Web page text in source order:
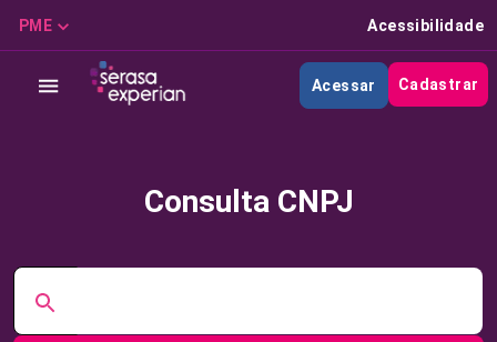
PME Acessibilidade
Acessar Cadastrar
Consulta CNPJ